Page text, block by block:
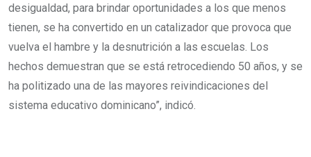
desigualdad, para brindar oportunidades a los que menos
tienen, se ha convertido en un catalizador que provoca que
vuelva el hambre y la desnutrición a las escuelas. Los
hechos demuestran que se está retrocediendo 50 años, y se
ha politizado una de las mayores reivindicaciones del
sistema educativo dominicano”, indicó.